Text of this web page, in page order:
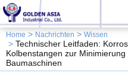
Home Nachrichten Wissen
Technischer Leitfaden:
Kolbenstangen zur
Baumaschinen